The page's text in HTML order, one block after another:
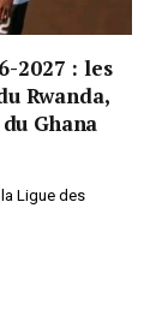
2027 : les
Rwanda,
Ghana
Ligue des